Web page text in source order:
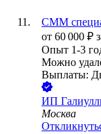
СММ
от 60 000 ₽
Опыт 1-3
Можно
Выплаты:
ИП
Москва